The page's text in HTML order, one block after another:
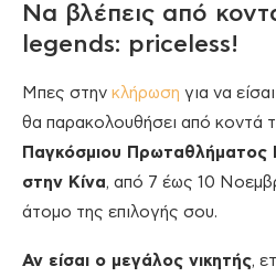
Να βλέπεις από
legends: priceless!
Μπες στην κλήρωση για να
θα παρακολουθήσει από κοντά
Παγκόσμιου Πρωταθλήματος
στην Κίνα, από 7 έως 10
άτομο της επιλογής σου.
Αν είσαι ο μεγάλος νικητής,